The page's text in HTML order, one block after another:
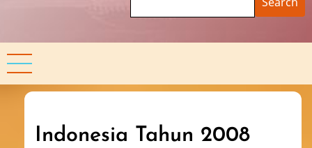
Indonesia Tahun 2008